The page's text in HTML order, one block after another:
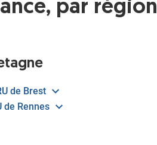
par région
de Brest
de Rennes